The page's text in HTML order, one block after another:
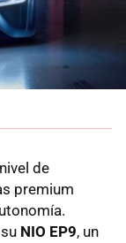
de
premium
NIO EP9, un